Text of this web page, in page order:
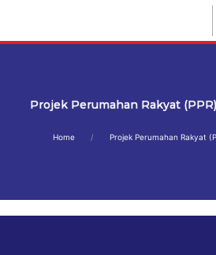
Projek Perumahan Rakyat
Home Projek Perumahan Rakyat